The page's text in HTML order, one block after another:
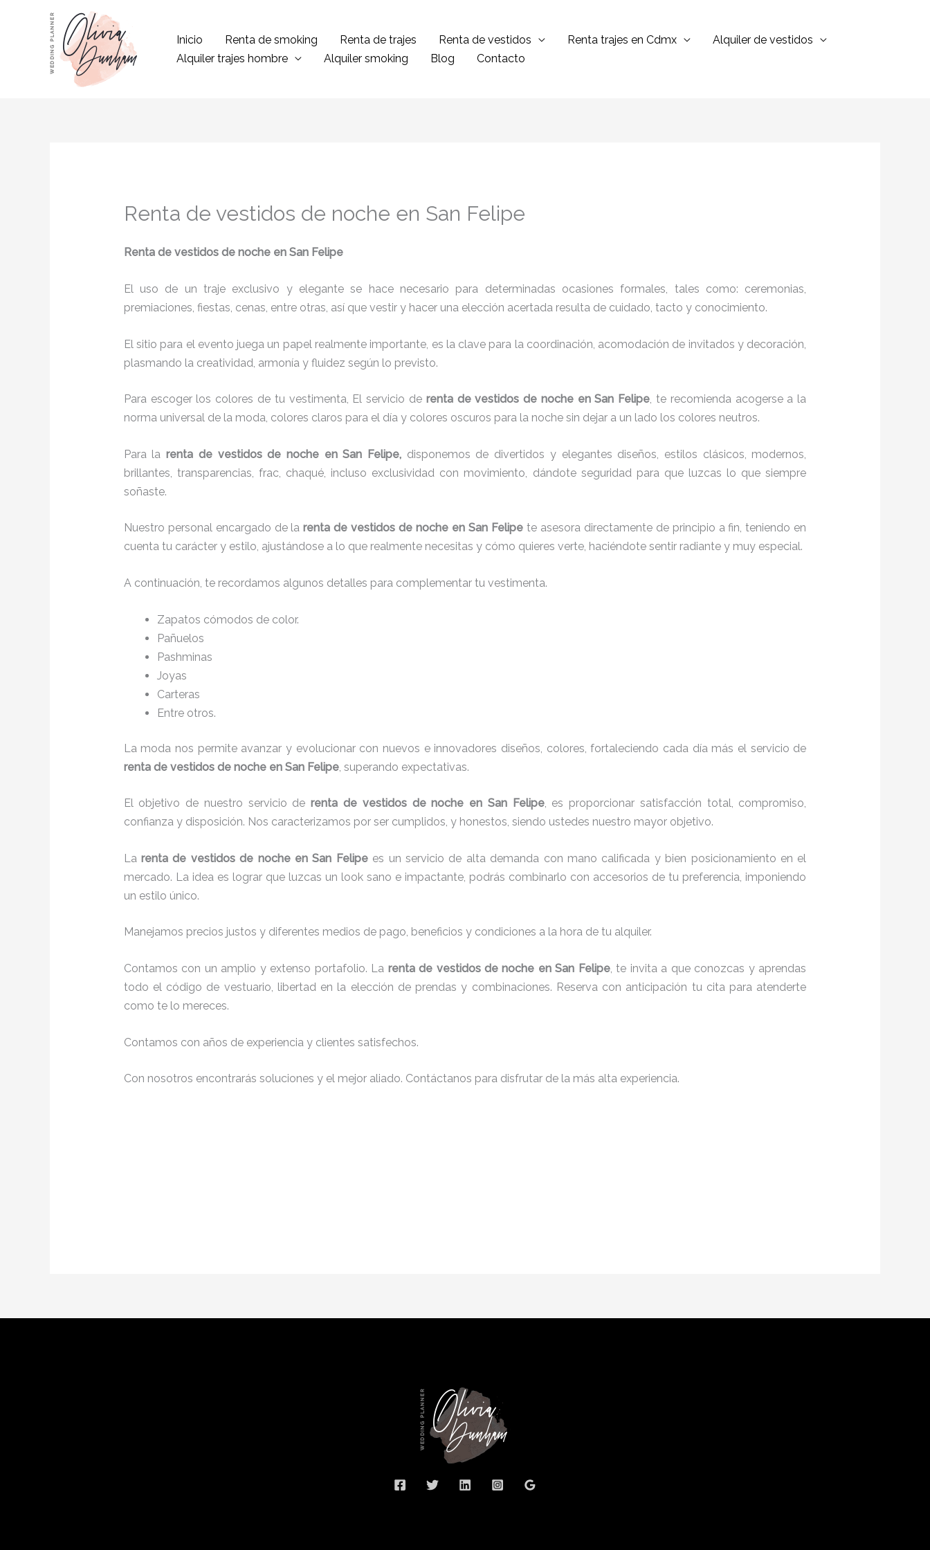
contenido
Inicio Renta de smoking Renta de trajes Renta de vestidos Renta trajes en Cdmx
Alquiler de vestidos
Alquiler trajes hombre
Alquiler smoking Blog Contacto
Renta de vestidos de noche en San Felipe
Renta de vestidos de noche en San Felipe
El uso de un traje exclusivo y elegante se hace necesario para determinadas ocasiones formales, tales como: ceremonias,
premiaciones, fiestas, cenas, entre otras, así que vestir y hacer una elección acertada resulta de cuidado, tacto y conocimiento.
El sitio para el evento juega un papel realmente importante, es la clave para la coordinación, acomodación de invitados y decoración,
plasmando la creatividad, armonía y fluidez según lo previsto.
Para escoger los colores de tu vestimenta, El servicio de renta de vestidos de noche en San Felipe, te recomienda acogerse a la
norma universal de la moda, colores claros para el día y colores oscuros para la noche sin dejar a un lado los colores neutros.
Para larenta de vestidos de noche en San Felipe, disponemos de divertidos y elegantes diseños, estilos clásicos, modernos,
brillantes, transparencias, frac, chaqué, incluso exclusividad con movimiento, dándote seguridad para que luzcas lo que siempre
soñaste.
Nuestro personal encargado de larenta de vestidos de noche en San Felipete asesora directamente de principio a fin, teniendo en
cuenta tu carácter y estilo, ajustándose a lo que realmente necesitas y cómo quieres verte, haciéndote sentir radiante y muy especial.
A continuación, te recordamos algunos detalles para complementar tu vestimenta.
Zapatos cómodos de color.
Pañuelos
Pashminas
Joyas
Carteras
Entre otros.
La moda nos permite avanzar y evolucionar con nuevos e innovadores diseños, colores, fortaleciendo cada día más el servicio de
renta de vestidos de noche en San Felipe, superando expectativas.
El objetivo de nuestro servicio derenta de vestidos de noche en San Felipe, es proporcionar satisfacción total, compromiso,
confianza y disposición. Nos caracterizamos por ser cumplidos, y honestos, siendo ustedes nuestro mayor objetivo.
Larenta de vestidos de noche en San Felipe es un servicio de alta demanda con mano calificada y bien posicionamiento en el
mercado. La idea es lograr que luzcas un look sano e impactante, podrás combinarlo con accesorios de tu preferencia, imponiendo
un estilo único.
Manejamos precios justos y diferentes medios de pago, beneficios y condiciones a la hora de tu alquiler.
Contamos con un amplio y extenso portafolio. La renta de vestidos de noche en San Felipe, te invita a que conozcas y aprendas
todo el código de vestuario, libertad en la elección de prendas y combinaciones. Reserva con anticipación tu cita para atenderte
como te lo mereces.
Contamos con años de experiencia y clientes satisfechos.
Con nosotros encontrarás soluciones y el mejor aliado. Contáctanos para disfrutar de la más alta experiencia.